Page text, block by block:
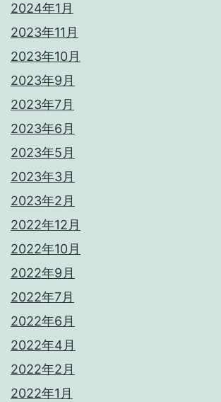
2024年1月
2023年11月
2023年10月
2023年9月
2023年7月
2023年6月
2023年5月
2023年3月
2023年2月
2022年12月
2022年10月
2022年9月
2022年7月
2022年6月
2022年4月
2022年2月
2022年1月